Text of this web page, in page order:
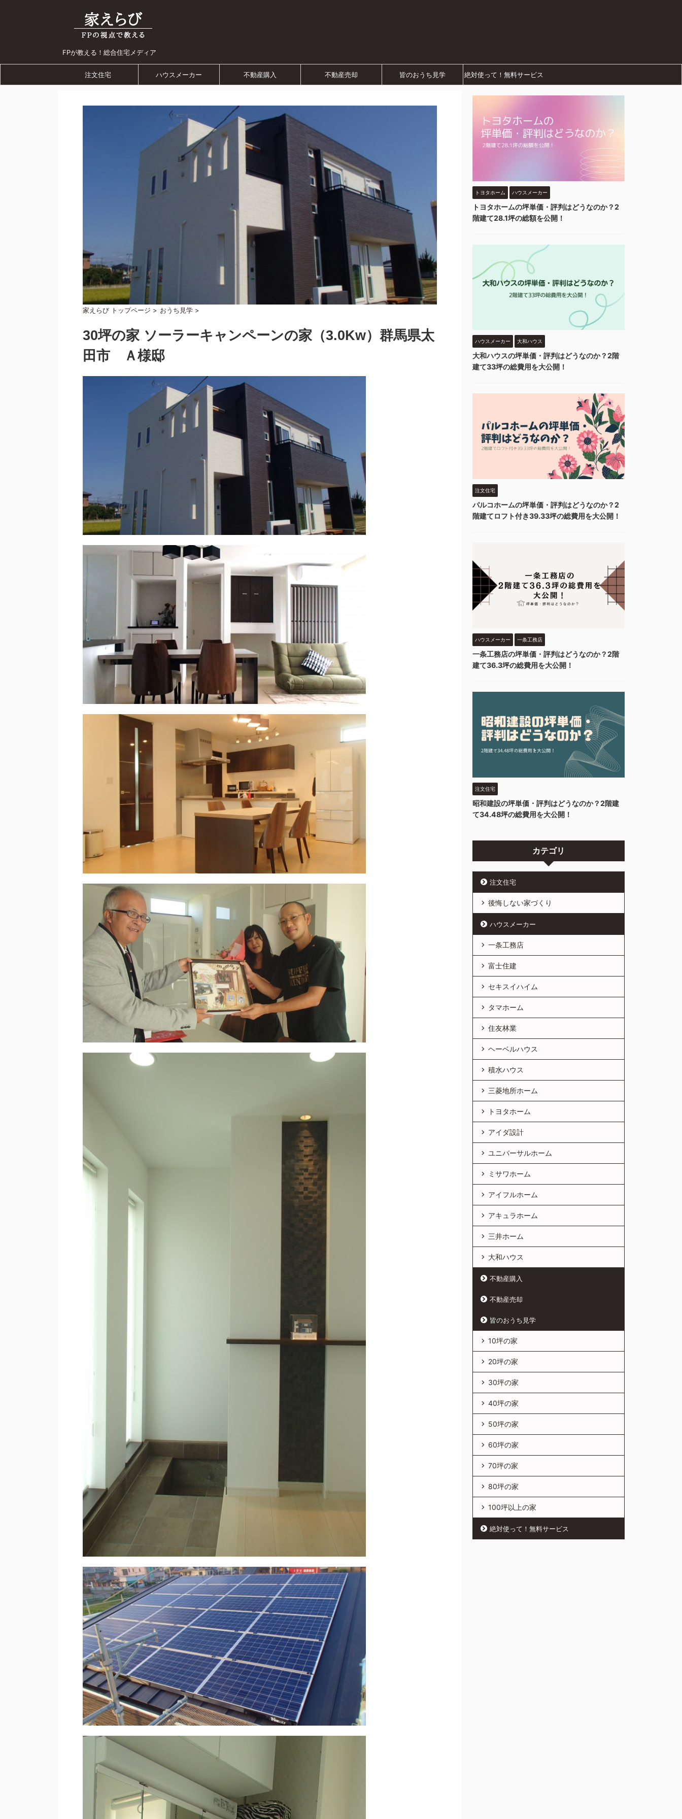
FPが教える！総合住宅メディア
注文住宅 ハウスメーカー 不動産購入 不動産売却 皆のおうち見学 絶対使って！無料サービス
家えらび トップページ > おうち見学 >
30坪の家 ソーラーキャンペーンの家（3.0Kw）群馬県太
田市 Ａ様邸
トヨタホーム ハウスメーカー
トヨタホームの坪単価・評判はどうなのか？2
階建て28.1坪の総額を公開！
ハウスメーカー 大和ハウス
大和ハウスの坪単価・評判はどうなのか？2階
建て33坪の総費用を大公開！
注文住宅
パルコホームの坪単価・評判はどうなのか？2
階建てロフト付き39.33坪の総費用を大公開！
ハウスメーカー 一条工務店
一条工務店の坪単価・評判はどうなのか？2階
建て36.3坪の総費用を大公開！
注文住宅
昭和建設の坪単価・評判はどうなのか？2階建
て34.48坪の総費用を大公開！
カテゴリ
注文住宅
後悔しない家づくり
ハウスメーカー
一条工務店
富士住建
セキスイハイム
タマホーム
住友林業
ヘーベルハウス
積水ハウス
三菱地所ホーム
トヨタホーム
アイダ設計
ユニバーサルホーム
ミサワホーム
アイフルホーム
アキュラホーム
三井ホーム
大和ハウス
不動産購入
不動産売却
皆のおうち見学
10坪の家
20坪の家
30坪の家
40坪の家
50坪の家
60坪の家
70坪の家
80坪の家
100坪以上の家
絶対使って！無料サービス